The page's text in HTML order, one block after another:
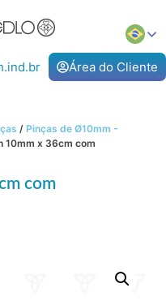
Área do Cliente
/ Pinças de Ø10mm -
10mm x 36cm com
com